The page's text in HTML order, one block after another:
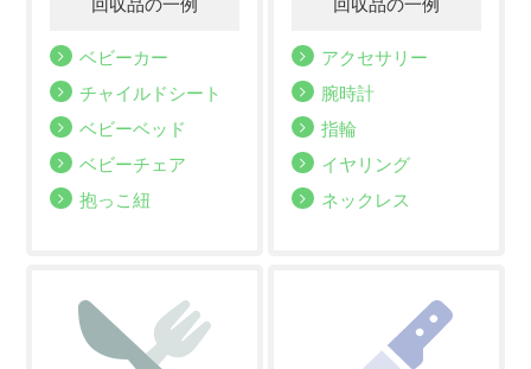
ベビーカー
チャイルドシート
ベビーベッド
ベビーチェア
抱っこ紐
アクセサリー
腕時計
指輪
イヤリング
ネックレス